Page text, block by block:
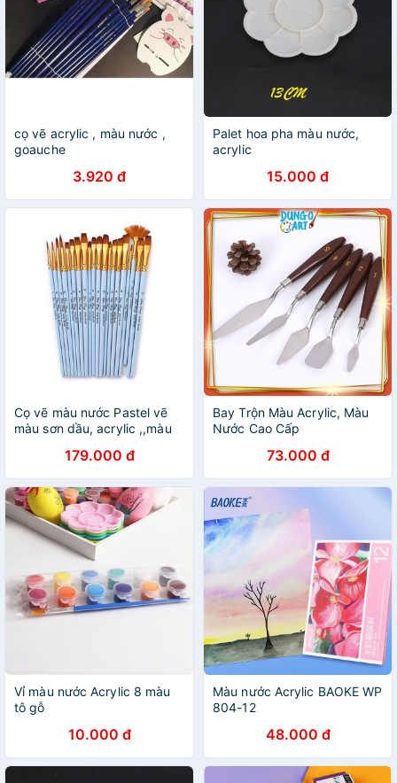
cọ vẽ acrylic , màu nước ,
goauche
3.920 đ
Palet hoa pha màu nước,
acrylic
15.000 đ
Cọ vẽ màu nước Pastel vẽ
màu sơn dầu, acrylic ,,màu
179.000 đ
Bay Trộn Màu Acrylic, Màu
Nước Cao Cấp
73.000 đ
Vỉ màu nước Acrylic 8 màu
tô gỗ
10.000 đ
Màu nước Acrylic BAOKE WP
804-12
48.000 đ